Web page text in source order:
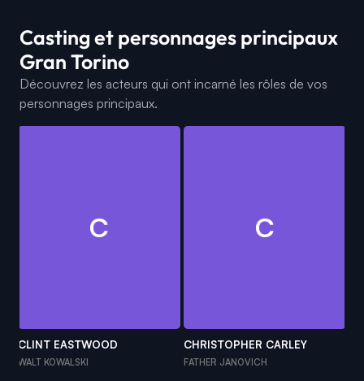
Casting et personnages principaux
Gran Torino
Découvrez les acteurs qui ont incarné les rôles de vos
personnages principaux.
C
CLINT EASTWOOD
WALT KOWALSKI
C
CHRISTOPHER CARLEY
FATHER JANOVICH